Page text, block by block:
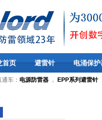
首页 避雷针 电涌保护
车： 电源防雷器 ， EPP系列避雷针